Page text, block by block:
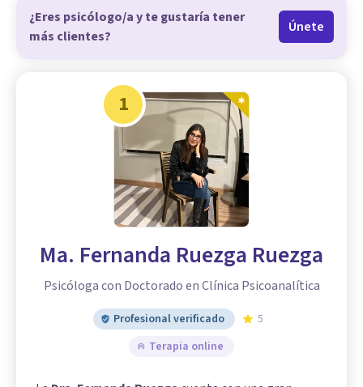
¿Eres psicólogo/a y te gustaría tener
más clientes?
Únete
1
Ma. Fernanda Ruezga Ruezga
Psicóloga con Doctorado en Clínica Psicoanalítica
Profesional verificado
5
Terapia online